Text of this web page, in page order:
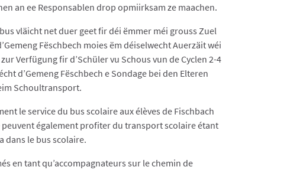
an ee Responsablen drop opmiirksam ze maachen.
vläicht net duer geet fir déi ëmmer méi grouss Zuel
Fëschbech moies ëm déiselwecht Auerzäit wéi
Verfügung fir d’Schüler vu Schous vun de Cyclen 2-4
d’Gemeng Fëschbech e Sondage bei den Elteren
Schoultransport.
le service du bus scolaire aux élèves de Fischbach
peuvent également profiter du transport scolaire étant
dans le bus scolaire.
en tant qu’accompagnateurs sur le chemin de